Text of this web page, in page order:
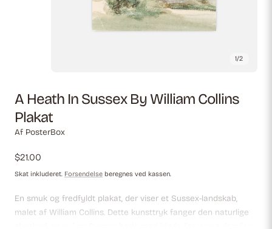
1/2
A Heath In Sussex By William Collins
Plakat
Af PosterBox
Almindelig
pris
$21.00
Skat inkluderet. Forsendelse beregnes ved kassen.
En smuk og fredfyldt plakat, der viser et Sussex-landskab,
malet af William Collins. Dette kunsttryk fanger den naturlige